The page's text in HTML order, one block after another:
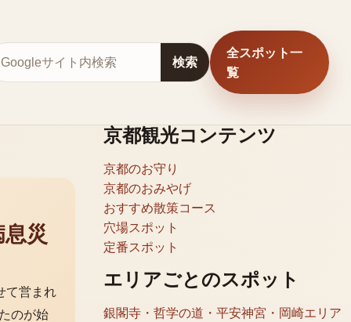
ト内検索
検索
全スポット一
覧
災
て営まれ
のが始
京都観光コンテンツ
京都のお守り
京都のおみやげ
おすすめ散策コース
穴場スポット
定番スポット
エリアごとのスポット
銀閣寺・哲学の道・平安神宮・岡崎エリア